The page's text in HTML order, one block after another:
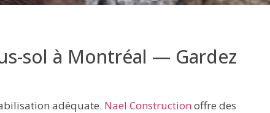
sol à Montréal — Gardez
adéquate. Nael Construction offre des